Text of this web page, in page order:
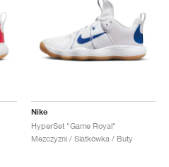
Nike
HyperSet "Game Royal"
Mezczyzni / Siatkówka / Buty